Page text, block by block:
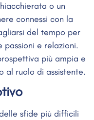
o un
connessi con la
del tempo per
passioni e relazioni.
più ampia e
al ruolo di assistente.
sfide più difficili